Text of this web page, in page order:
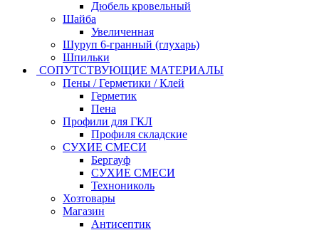
Дюбель кровельный
Шайба
Увеличенная
Шуруп 6-гранный (глухарь)
Шпильки
СОПУТСТВУЮЩИЕ МАТЕРИАЛЫ
Пены / Герметики / Клей
Герметик
Пена
Профили для ГКЛ
Профиля складские
СУХИЕ СМЕСИ
Бергауф
СУХИЕ СМЕСИ
Технониколь
Хозтовары
Магазин
Антисептик